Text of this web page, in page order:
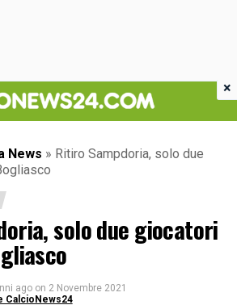
News » Ritiro Sampdoria, solo due
solo due giocatori
ago on 2 Novembre 2021
CalcioNews24
×